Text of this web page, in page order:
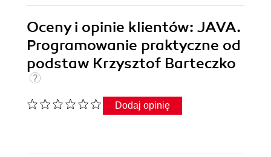
Oceny i opinie klientów: JAVA.
Programowanie praktyczne od
podstaw Krzysztof Barteczko
Dodaj opinię